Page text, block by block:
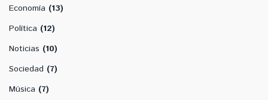
Economía (13)
Política (12)
Noticias (10)
Sociedad (7)
Música (7)